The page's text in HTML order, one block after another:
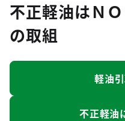
不正軽油はＮ
の取組
軽油
不正軽油